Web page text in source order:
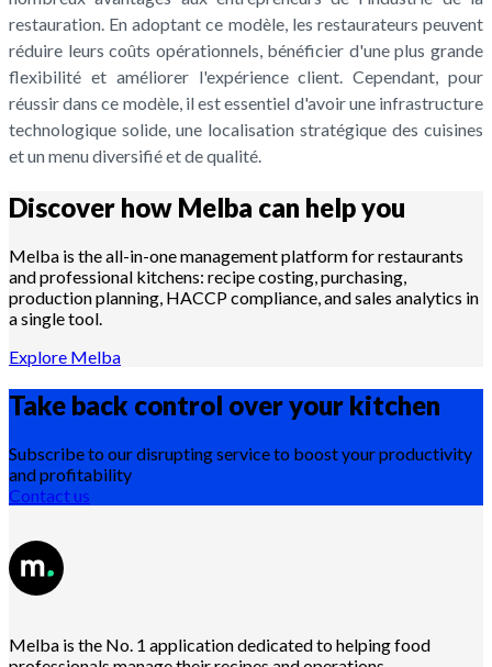
restauration. En adoptant ce modèle, les restaurateurs peuvent
réduire leurs coûts opérationnels, bénéficier d'une plus grande
flexibilité et améliorer l'expérience client. Cependant, pour
réussir dans ce modèle, il est essentiel d'avoir une infrastructure
technologique solide, une localisation stratégique des cuisines
et un menu diversifié et de qualité.
Discover how Melba can help you
Melba is the all-in-one management platform for restaurants
and professional kitchens: recipe costing, purchasing,
production planning, HACCP compliance, and sales analytics in
a single tool.
Explore Melba
Take back control over your kitchen
Subscribe to our disrupting service to boost your productivity
and profitability
Contact us
Melba is the No. 1 application dedicated to helping food